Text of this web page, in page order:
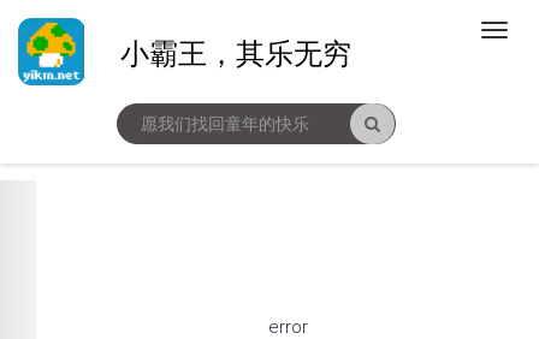
小霸王，其乐无穷
error